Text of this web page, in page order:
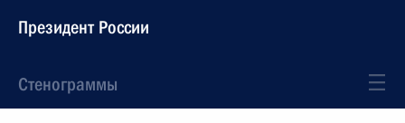
Президент России
Стенограммы